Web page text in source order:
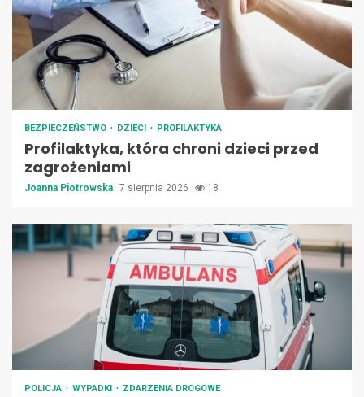
BEZPIECZEŃSTWO DZIECI PROFILAKTYKA
Profilaktyka, która chroni dzieci przed
zagrożeniami
Joanna Piotrowska 7 sierpnia 2026 18
POLICJA WYPADKI ZDARZENIA DROGOWE